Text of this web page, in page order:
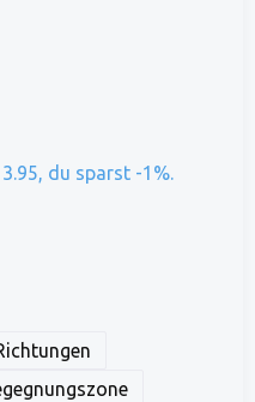
du sparst -1%.